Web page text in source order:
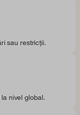
sau restricții.
nivel global.